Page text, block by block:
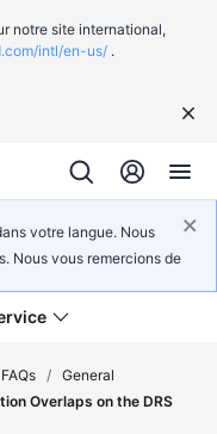
notre site international,
intl/en-us/ .
votre langue. Nous
Nous vous remercions de
FAQs / General
Overlaps on the DRS